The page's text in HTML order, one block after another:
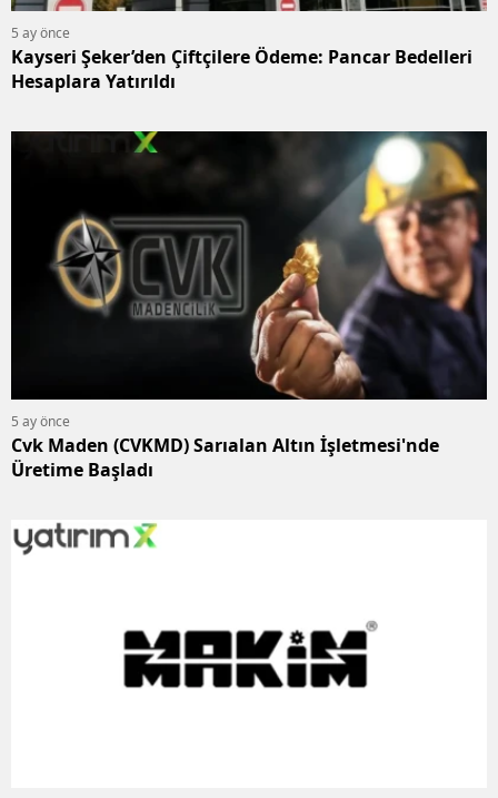
5 ay önce
Kayseri Şeker’den Çiftçilere Ödeme: Pancar Bedelleri
Hesaplara Yatırıldı
5 ay önce
Cvk Maden (CVKMD) Sarıalan Altın İşletmesi'nde
Üretime Başladı